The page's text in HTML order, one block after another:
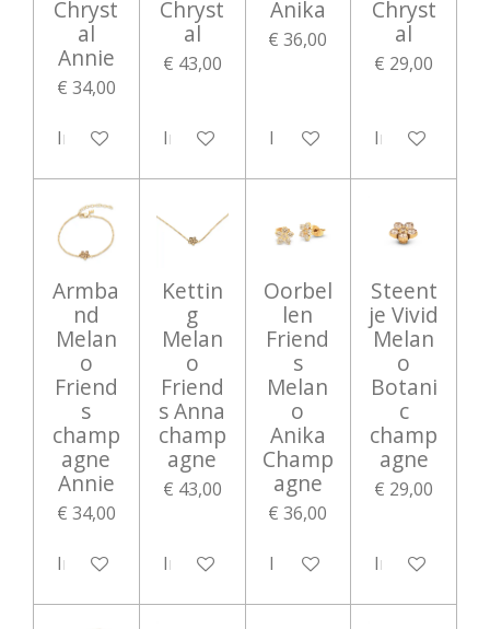
Chryst
al
Annie
€ 34,00
In winkelwagen
Chryst
al
€ 43,00
In winkelwagen
Anika
€ 36,00
In winkelwagen
Chryst
al
€ 29,00
In
Armba
nd
Melan
o
Friend
s
champ
agne
Annie
€ 34,00
In winkelwagen
Kettin
g
Melan
o
Friend
s Anna
champ
agne
€ 43,00
In winkelwagen
Oorbel
len
Friend
s
Melan
o
Anika
Champ
agne
€ 36,00
In winkelwagen
Steent
je Vivid
Melan
o
Botani
c
champ
agne
€ 29,00
In